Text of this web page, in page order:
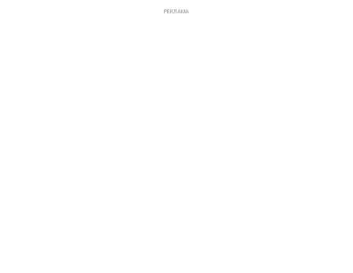
РЕКЛАМА